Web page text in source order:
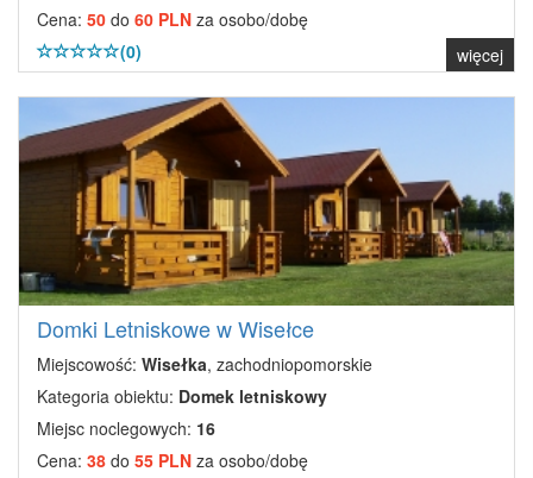
Cena: 50 do 60 PLN za osobo/dobę
(0)
więcej
Domki Letniskowe w Wisełce
Miejscowość: Wisełka, zachodniopomorskie
Kategoria obiektu: Domek letniskowy
Miejsc noclegowych: 16
Cena: 38 do 55 PLN za osobo/dobę